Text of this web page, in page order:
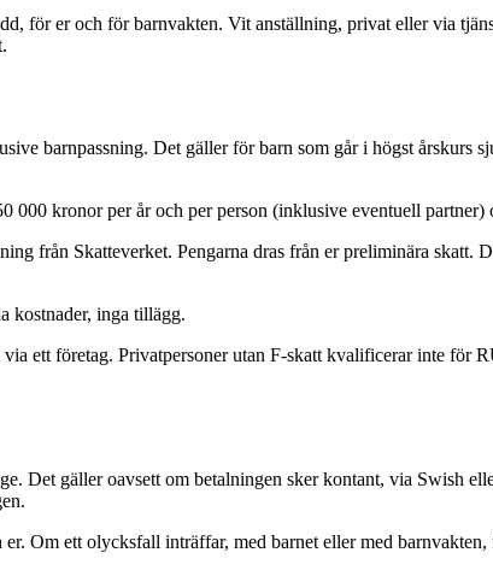
för er och för barnvakten. Vit anställning, privat eller via
barnpassning. Det gäller för barn som går i högst årskurs
kronor per år och per person (inklusive eventuell
från Skatteverket. Pengarna dras från er preliminära skatt.
kostnader, inga tillägg.
ett företag. Privatpersoner utan F-skatt kvalificerar inte för
Det gäller oavsett om betalningen sker kontant, via Swish
Om ett olycksfall inträffar, med barnet eller med